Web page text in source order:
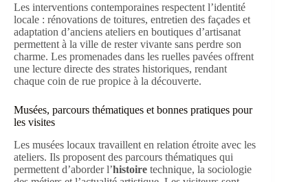
Les interventions contemporaines respectent l’identité
locale : rénovations de toitures, entretien des façades et
adaptation d’anciens ateliers en boutiques d’artisanat
permettent à la ville de rester vivante sans perdre son
charme. Les promenades dans les ruelles pavées offrent
une lecture directe des strates historiques, rendant
chaque coin de rue propice à la découverte.
Musées, parcours thématiques et bonnes pratiques pour
les visites
Les musées locaux travaillent en relation étroite avec les
ateliers. Ils proposent des parcours thématiques qui
permettent d’aborder l’histoire technique, la sociologie